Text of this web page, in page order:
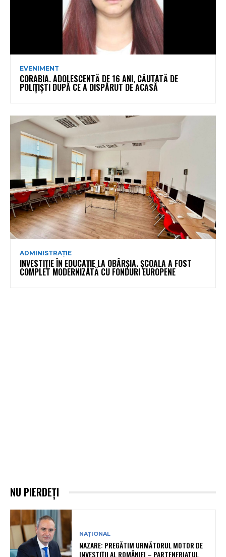
EVENIMENT
CORABIA. ADOLESCENTĂ DE 16 ANI, CĂUTATĂ DE
POLIȚIȘTI DUPĂ CE A DISPĂRUT DE ACASĂ
ADMINISTRAȚIE
INVESTIȚIE ÎN EDUCAȚIE LA OBÂRȘIA. ȘCOALA A FOST
COMPLET MODERNIZATĂ CU FONDURI EUROPENE
NU PIERDEȚI
NAȚIONAL
NAZARE: PREGĂTIM URMĂTORUL MOTOR DE
INVESTIȚII AL ROMÂNIEI – PARTENERIATUL